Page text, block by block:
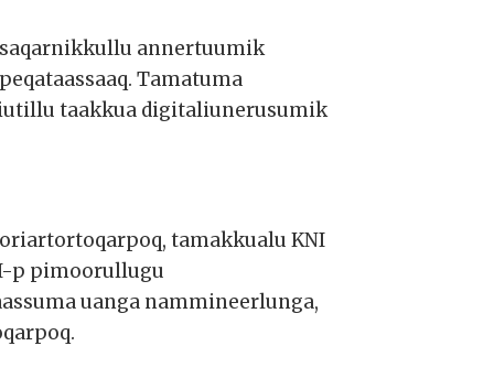
annertuumik
Tamatuma
taakkua digitaliunerusumik
tamakkualu KNI
p pimoorullugu
uanga nammineerlunga,